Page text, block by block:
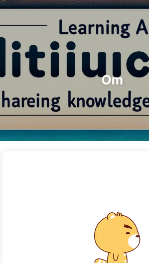
Sök Hem Arkiv Taggar
Länkar Om oss 🇸🇪 Svenska
Om